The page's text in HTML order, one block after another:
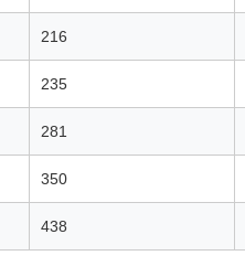
216
235
281
350
438